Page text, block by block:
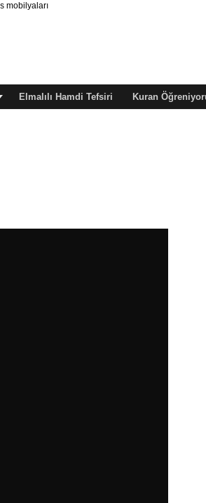
Elmalılı Hamdi Tefsiri Kuran